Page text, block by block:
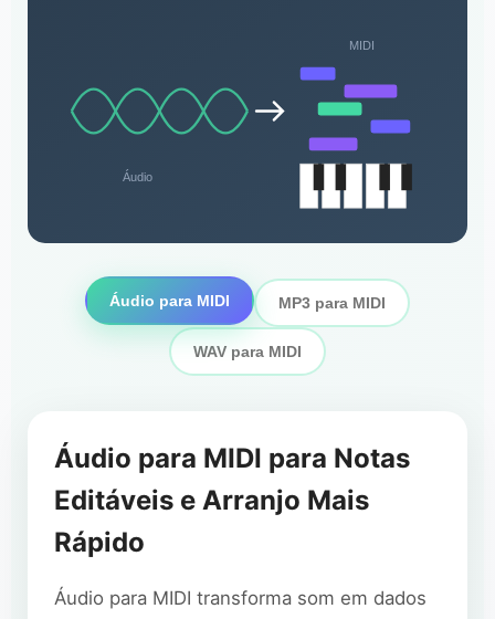
Áudio
MIDI
Áudio para MIDI MP3 para MIDI
WAV para MIDI
Áudio para MIDI para Notas
Editáveis e Arranjo Mais
Rápido
Áudio para MIDI transforma som em dados